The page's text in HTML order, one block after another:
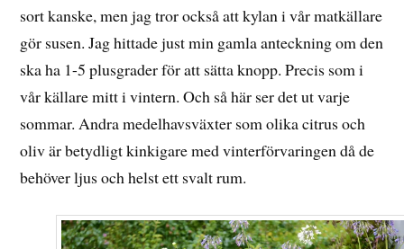
sort kanske, men jag tror också att kylan i vår matkällare
gör susen. Jag hittade just min gamla anteckning om den
ska ha 1-5 plusgrader för att sätta knopp. Precis som i
vår källare mitt i vintern. Och så här ser det ut varje
sommar. Andra medelhavsväxter som olika citrus och
oliv är betydligt kinkigare med vinterförvaringen då de
behöver ljus och helst ett svalt rum.